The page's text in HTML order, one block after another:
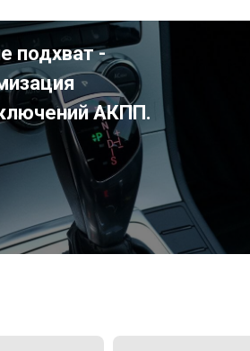
подхват -
АКПП.